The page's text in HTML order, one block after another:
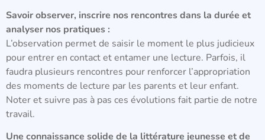
Savoir observer, inscrire nos rencontres dans la durée et
analyser nos pratiques :
L’observation permet de saisir le moment le plus judicieux
pour entrer en contact et entamer une lecture. Parfois, il
faudra plusieurs rencontres pour renforcer l’appropriation
des moments de lecture par les parents et leur enfant.
Noter et suivre pas à pas ces évolutions fait partie de notre
travail.
Une connaissance solide de la littérature jeunesse et de